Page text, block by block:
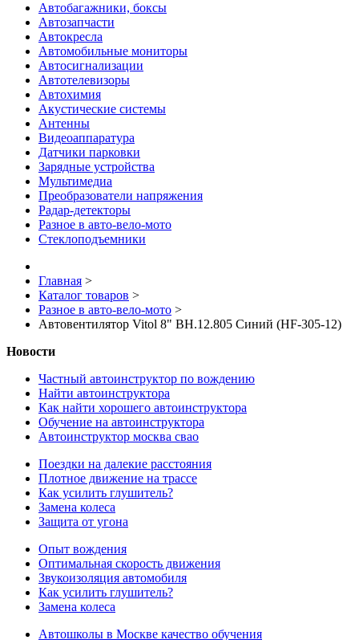
Автобагажники, боксы
Автозапчасти
Автокресла
Автомобильные мониторы
Автосигнализации
Автотелевизоры
Автохимия
Акустические системы
Антенны
Видеоаппаратура
Датчики парковки
Зарядные устройства
Мультимедиа
Преобразователи напряжения
Радар-детекторы
Разное в авто-вело-мото
Стеклоподъемники
Главная >
Каталог товаров >
Разное в авто-вело-мото >
Автовентилятор Vitol 8" ВН.12.805 Синий (HF-305-12)
Новости
Частный автоинструктор по вождению
Найти автоинструктора
Как найти хорошего автоинструктора
Обучение на автоинструктора
Автоинструктор москва свао
Поездки на далекие расстояния
Плотное движение на трассе
Как усилить глушитель?
Замена колеса
Защита от угона
Опыт вождения
Оптимальная скорость движения
Звукоизоляция автомобиля
Как усилить глушитель?
Замена колеса
Автошколы в Москве качество обучения